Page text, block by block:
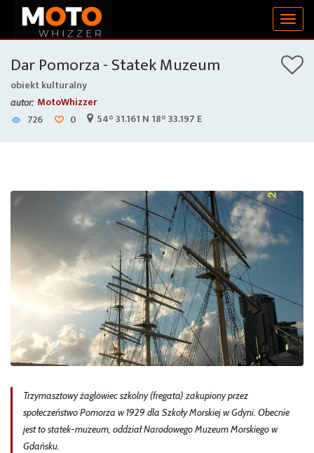
Dar Pomorza - Statek Muzeum
obiekt kulturalny
autor: MotoWhizzer
726
0 54° 31.161 N 18° 33.197 E
Trzymasztowy żaglowiec szkolny (fregata) zakupiony przez
społeczeństwo Pomorza w 1929 dla Szkoły Morskiej w Gdyni. Obecnie
jest to statek-muzeum, oddział Narodowego Muzeum Morskiego w
Gdańsku.